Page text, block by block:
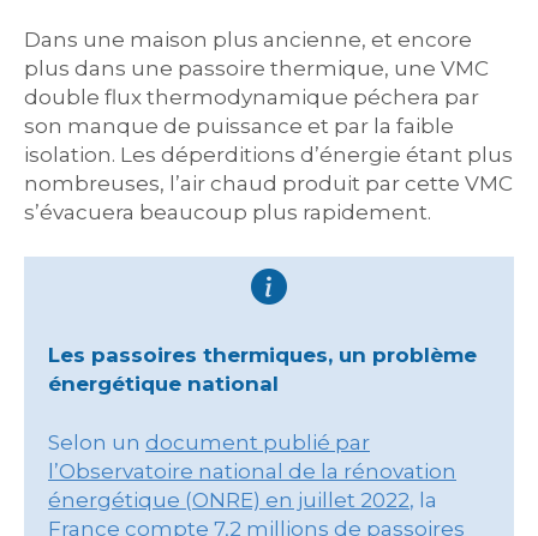
Dans une maison plus ancienne, et encore
plus dans une passoire thermique, une VMC
double flux thermodynamique péchera par
son manque de puissance et par la faible
isolation. Les déperditions d’énergie étant plus
nombreuses, l’air chaud produit par cette VMC
s’évacuera beaucoup plus rapidement.
Les passoires thermiques, un problème
énergétique national
Selon un document publié par
l’Observatoire national de la rénovation
énergétique (ONRE) en juillet 2022, la
France compte 7,2 millions de passoires